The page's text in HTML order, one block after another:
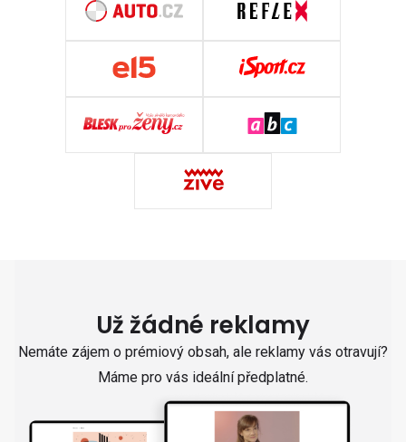
Už žádné reklamy
Nemáte zájem o prémiový obsah, ale reklamy vás otravují?
Máme pro vás ideální předplatné.